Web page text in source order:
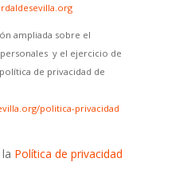
ampliada sobre el
y el ejercicio de
de privacidad de
politica-privacidad
Política de privacidad